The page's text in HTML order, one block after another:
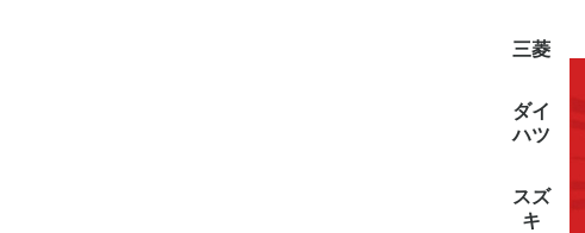
全て見
CR-V(1)
N-
NBOX(2)
Ｎ-ＷＧ
グレイ
インサ
N－Ｏ
ステッ
フィッ
フリー
ヴェゼ
三菱
全て見
ｅｋス
ekクロ
ekワゴ
タウン
デリカ
デリカ
デリカ
ミニキ
(2)
ミニキ
ダイ
ハツ
全て見
キャス
グラン
(1)
タフト
ロッキ
WAKE(1)
アトレ
タント
ハイゼ
イゼッ
ブーン
ハイゼ
(1)
ハイゼ
(1)
ミラト
ミライ
ムーヴ
ムーヴ
トール
スズ
キ